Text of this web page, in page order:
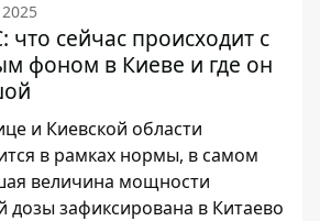
сейчас происходит с
фоном в Киеве и где он
и Киевской области
в рамках нормы, в самом
величина мощности
дозы зафиксирована в Китаево